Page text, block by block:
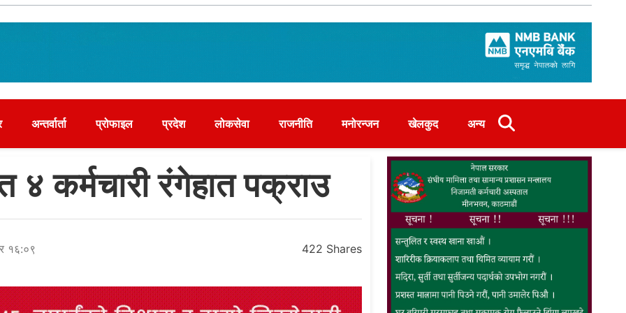
अन्तर्वार्ता प्रोफाइल प्रदेश लोकसेवा राजनीति मनोरन्जन खेलकुद अन्य
कर्मचारी रंगेहात पक्राउ
१६:०९ 422 Shares